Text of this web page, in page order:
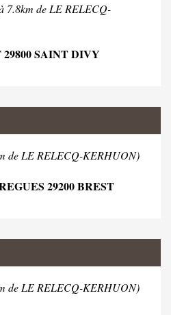
7.8km de LE RELECQ-
SAINT DIVY
de LE RELECQ-KERHUON)
29200 BREST
de LE RELECQ-KERHUON)